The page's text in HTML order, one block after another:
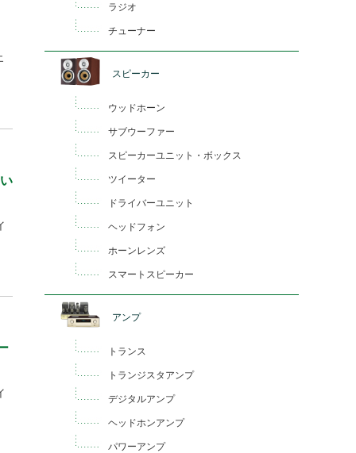
ラジオ
チューナー
スピーカー
ウッドホーン
サブウーファー
スピーカーユニット・ボックス
ツイーター
ドライバーユニット
ヘッドフォン
ホーンレンズ
スマートスピーカー
アンプ
トランス
トランジスタアンプ
デジタルアンプ
ヘッドホンアンプ
パワーアンプ